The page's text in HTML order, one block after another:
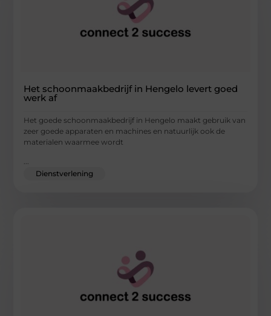
Het schoonmaakbedrijf in Hengelo levert goed
werk af
Het goede schoonmaakbedrijf in Hengelo maakt gebruik van
zeer goede apparaten en machines en natuurlijk ook de
materialen waarmee wordt
...
Dienstverlening